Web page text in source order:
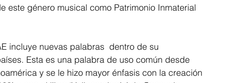
este género musical como Patrimonio Inmaterial
incluye nuevas palabras  dentro de su
Esta es una palabra de uso común desde
y se le hizo mayor énfasis con la creación